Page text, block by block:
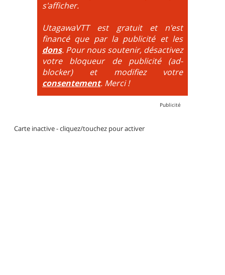
La montée est faite via navette ou remontée
mécanique. La difficulté de la descente est indiquée
par des couleurs lorsqu'il s'agit de bikeparks. Vélo
tout suspendu et protections du corps obligatoires.
s'afficher.
UtagawaVTT est gratuit et n'est
financé que par la publicité et les
dons. Pour nous soutenir, désactivez
votre bloqueur de publicité (ad-
blocker) et modifiez votre
consentement. Merci !